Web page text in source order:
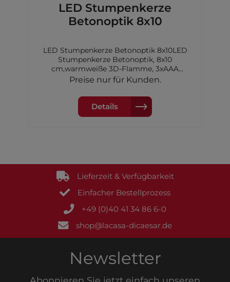
LED Stumpenkerze
Betonoptik 8x10
LED Stumpenkerze Betonoptik 8x10LED
Stumpenkerze Betonoptik, 8x10
cm,warmweiße 3D-Flamme, 3xAAA
Batterien nichtinkl.
Preise nur für Kunden.
Details
Lieferzeit & Verfügbarkeit
Einfacher Bestellprozess
+49 (0)40 41 34 86 6-0
shop@lacasa-dicaesar.de
Newsletter